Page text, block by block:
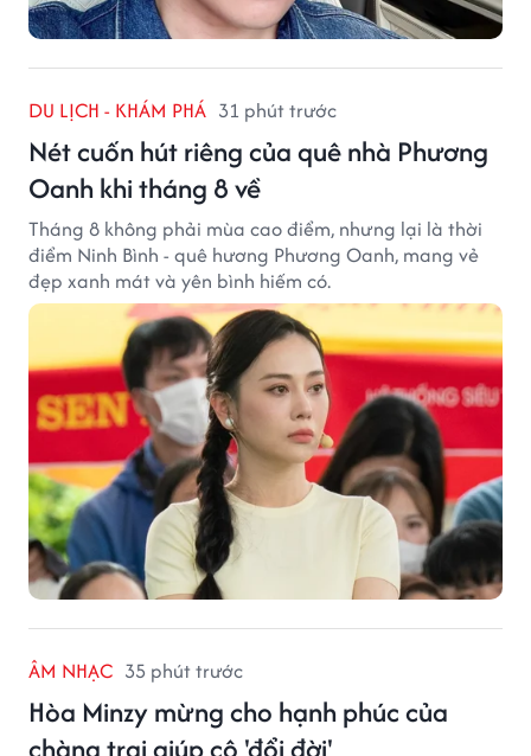
DU LỊCH - KHÁM PHÁ 31 phút trước
Nét cuốn hút riêng của quê nhà Phương
Oanh khi tháng 8 về
Tháng 8 không phải mùa cao điểm, nhưng lại là thời
điểm Ninh Bình - quê hương Phương Oanh, mang vẻ
đẹp xanh mát và yên bình hiếm có.
ÂM NHẠC 35 phút trước
Hòa Minzy mừng cho hạnh phúc của
chàng trai giúp cô 'đổi đời'